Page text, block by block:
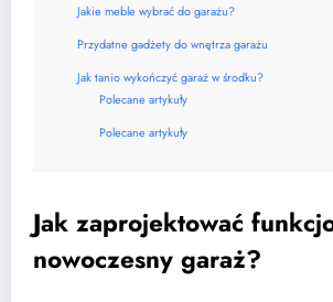
Jakie meble wybrać do garażu?
Przydatne gadżety do wnętrza garażu
Jak tanio wykończyć garaż w środku?
Polecane artykuły
Polecane artykuły
Jak zaprojektować
nowoczesny garaż?